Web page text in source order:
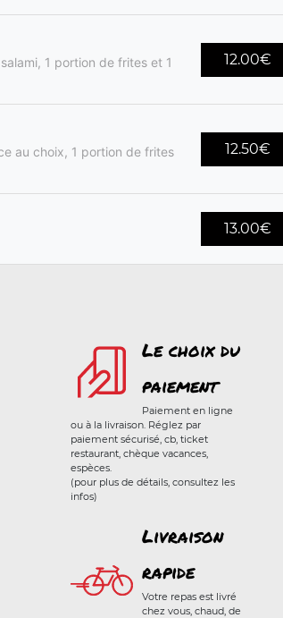
1 portion de frites et 1
12.00€
au choix, 1 portion de frites
12.50€
13.00€
Le choix du
paiement
Paiement en ligne
ou à la livraison. Réglez par
paiement sécurisé, cb, ticket
restaurant, chèque vacances,
espèces.
(pour plus de détails, consultez les
infos)
Livraison
rapide
Votre repas est livré
chez vous, chaud, de